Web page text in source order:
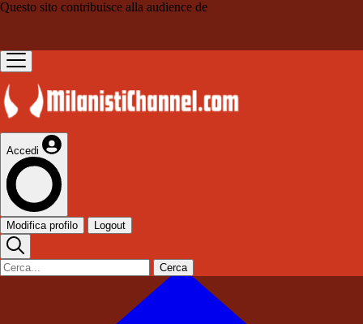
Questo sito contribuisce alla audience de
Accedi
Modifica profilo Logout
Cerca